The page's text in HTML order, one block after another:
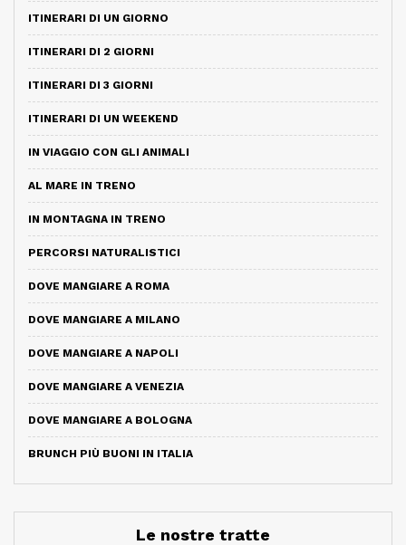
ITINERARI DI UN GIORNO
ITINERARI DI 2 GIORNI
ITINERARI DI 3 GIORNI
ITINERARI DI UN WEEKEND
IN VIAGGIO CON GLI ANIMALI
AL MARE IN TRENO
IN MONTAGNA IN TRENO
PERCORSI NATURALISTICI
DOVE MANGIARE A ROMA
DOVE MANGIARE A MILANO
DOVE MANGIARE A NAPOLI
DOVE MANGIARE A VENEZIA
DOVE MANGIARE A BOLOGNA
BRUNCH PIÙ BUONI IN ITALIA
Le nostre tratte